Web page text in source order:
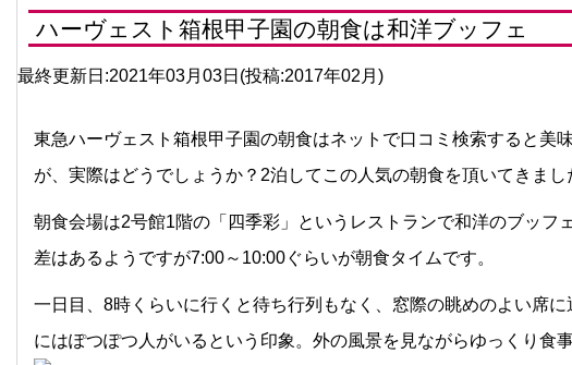
ハーヴェスト箱根甲子園の朝食は和洋ブッフェ
最終更新日:2021年03月03日(投稿:2017年02月)
東急ハーヴェスト箱根甲子園の朝食はネットで口コミ検索すると美
が、実際はどうでしょうか？2泊してこの人気の朝食を頂いてきまし
朝食会場は2号館1階の「四季彩」というレストランで和洋のブッフ
差はあるようですが7:00～10:00ぐらいが朝食タイムです。
一日目、8時くらいに行くと待ち行列もなく、窓際の眺めのよい席
にはぽつぽつ人がいるという印象。外の風景を見ながらゆっくり食事